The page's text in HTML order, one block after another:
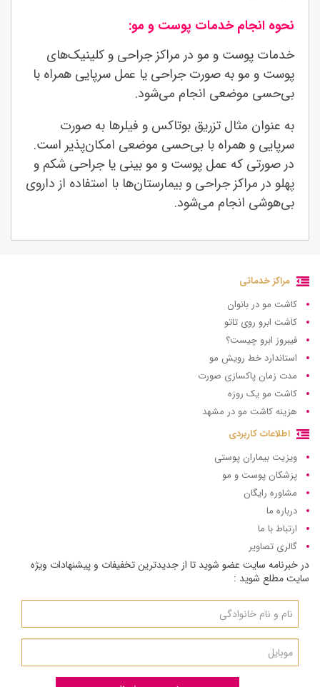
نحوه انجام خدمات پوست و مو:
خدمات پوست و مو در مراکز جراحی و کلینیک‌های
پوست و مو به صورت جراحی یا عمل سرپایی همراه با
بی‌حسی موضعی انجام می‌شود.
به عنوان مثال تزریق بوتاکس و فیلرها به صورت
سرپایی و همراه با بی‌حسی موضعی امکان‌پذیر است.
در صورتی که عمل پوست و مو بینی یا جراحی شکم و
پهلو در مراکز جراحی و بیمارستان‌ها با استفاده از داروی
بی‌هوشی انجام می‌شود.
مراکز خدماتی
کاشت مو در بانوان
کاشت ابرو روی تاتو
فیبروز ابرو چیست؟
استاندارد خط رویش مو
مدت زمان پاکسازی صورت
کاشت مو یک روزه
هزینه کاشت مو در مشهد
اطلاعات کاربردی
ویزیت بیماران پوستی
پزشکان پوست و مو
مشاوره رایگان
درباره ما
ارتباط با ما
گالری تصاویر
در خبرنامه سایت عضو شوید تا از جدیدترین تخفیفات و پیشنهادات ویژه
سایت مطلع شوید :